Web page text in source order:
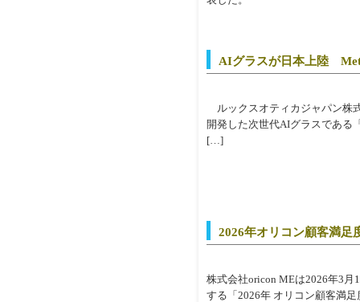
AIグラスが日本上陸
ルックスオティカジャパン株
開発した次世代AIグラスである
[…]
2026年オリコン顧客満足
株式会社oricon MEは2026年3月
する「2026年 オリコン顧客満